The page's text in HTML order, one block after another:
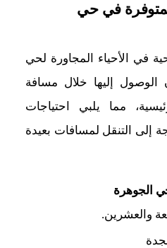
في حي
في الأحياء المجاورة لحي
الوصول إليها خلال مسافة
مما يلبي احتياجات
إلى التنقل لمسافات بعيدة
الجوهرة
والعشرين.